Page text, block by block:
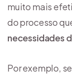
muito mais
do processo
necessidades
Por exemplo,